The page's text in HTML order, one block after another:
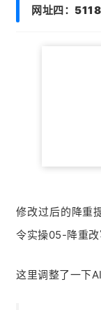
网址四：
修改过后的降重
令实操05-降重
这里调整了一下